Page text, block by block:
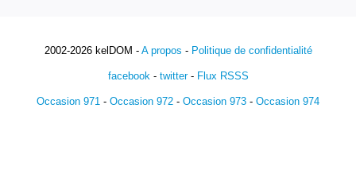
2002-2026 kelDOM - A propos - Politique de confidentialité
facebook- twitter- Flux RSSS
Occasion 971 - Occasion 972 - Occasion 973 - Occasion 974